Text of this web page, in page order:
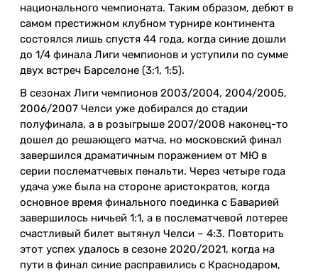
национального чемпионата. Таким образом, дебют в
самом престижном клубном турнире континента
состоялся лишь спустя 44 года, когда синие дошли
до 1/4 финала Лиги чемпионов и уступили по сумме
двух встреч Барселоне (3:1, 1:5).
В сезонах Лиги чемпионов 2003/2004, 2004/2005,
2006/2007 Челси уже добирался до стадии
полуфинала, а в розыгрыше 2007/2008 наконец-то
дошел до решающего матча, но московский финал
завершился драматичным поражением от МЮ в
серии послематчевых пенальти. Через четыре года
удача уже была на стороне аристократов, когда
основное время финального поединка с Баварией
завершилось ничьей 1:1, а в послематчевой лотерее
счастливый билет вытянул Челси – 4:3. Повторить
этот успех удалось в сезоне 2020/2021, когда на
пути в финал синие расправились с Краснодаром,